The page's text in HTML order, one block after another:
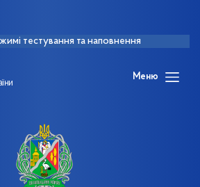
тестування та наповнення
Меню